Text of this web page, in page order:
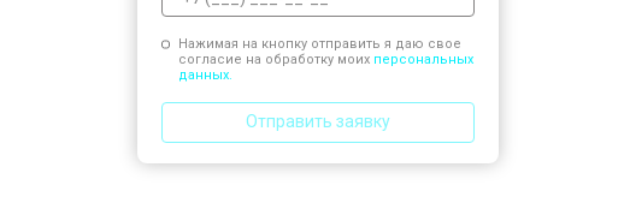
Нажимая на кнопку отправить я даю свое
согласие на обработку моих персональных
данных.
Отправить заявку